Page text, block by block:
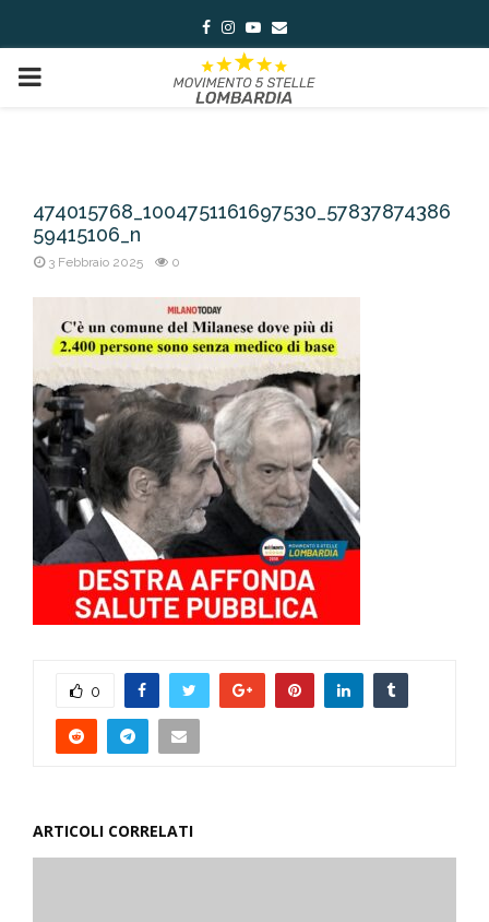
Facebook
Instagram
Youtube
Email
PRIMARY
474015768_1004751161697530_57837874386
59415106_n
3 Febbraio 2025 0
0
ARTICOLI CORRELATI